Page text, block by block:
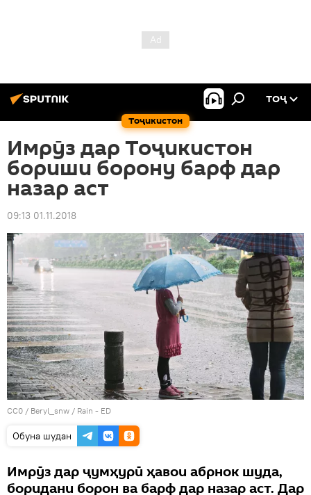
Тоҷикистон
ТОҶ
Имрӯз дар Тоҷикистон
бориши борону барф дар
назар аст
09:13 01.11.2018
CC0 / Beryl_snw / Rain - ED
Обуна шудан
Имрӯз дар ҷумҳурӣ ҳавои абрнок шуда,
боридани борон ва барф дар назар аст. Дар